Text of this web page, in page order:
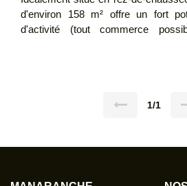
d'environ 158 m² offre un fort
d'activité (tout commerce possible). Libre
activités commerciales ou de
1/1